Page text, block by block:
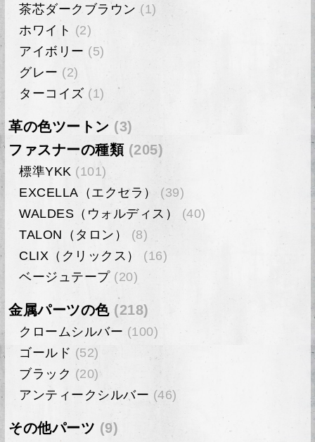
茶芯ダークブラウン (1)
ホワイト (2)
アイボリー (5)
グレー (2)
ターコイズ (1)
革の色ツートン (3)
ファスナーの種類(205)
標準YKK (101)
EXCELLA（エクセラ）
(39)
WALDES（ウォルディス）
(40)
TALON（タロン）
(8)
CLIX（クリックス）
(16)
ベージュテープ(20)
金属パーツの色(218)
クロームシルバー (100)
ゴールド (52)
ブラック (20)
アンティークシルバー (46)
その他パーツ (9)